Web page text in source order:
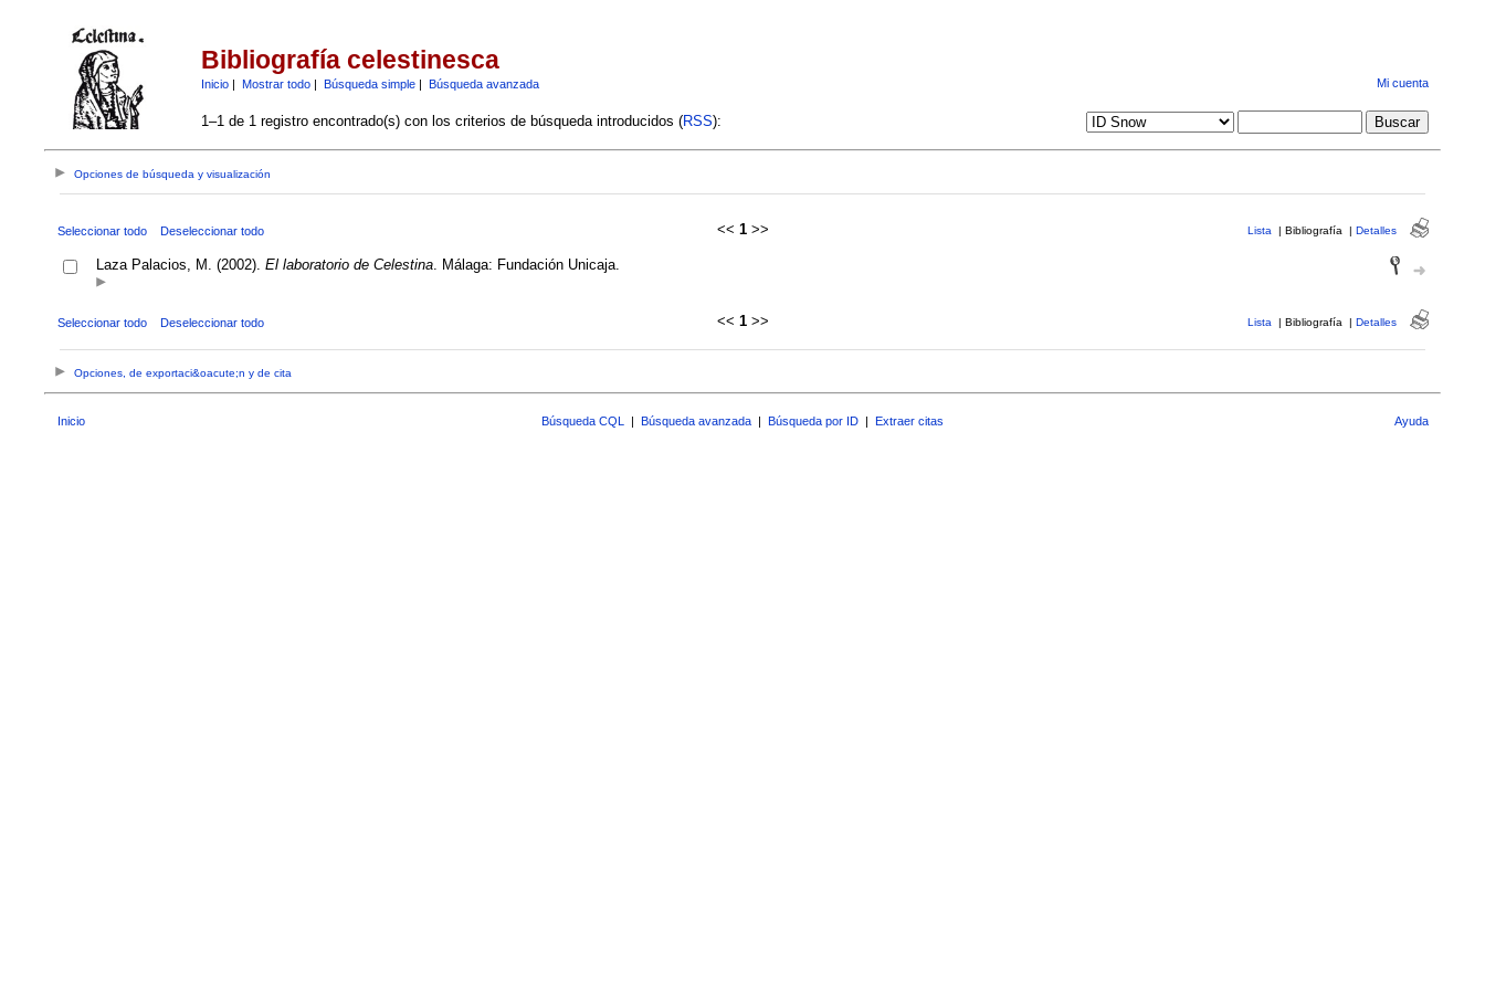
Bibliografía celestinesca
Inicio| Mostrar todo| Búsqueda simple| Búsqueda avanzada Mi cuenta
1–1 de 1 registro encontrado(s) con los criterios de búsqueda introducidos (RSS):
Opciones de búsqueda y visualización
Seleccionar todo Deseleccionar todo << 1>> Lista | Bibliografía | Detalles
Laza Palacios, M. (2002). El laboratorio de Celestina. Málaga: Fundación Unicaja.
Seleccionar todo Deseleccionar todo << 1>> Lista | Bibliografía | Detalles
Opciones, de exportaci&oacute;n y de cita
Inicio Búsqueda CQL | Búsqueda avanzada | Búsqueda por ID | Extraer citas Ayuda